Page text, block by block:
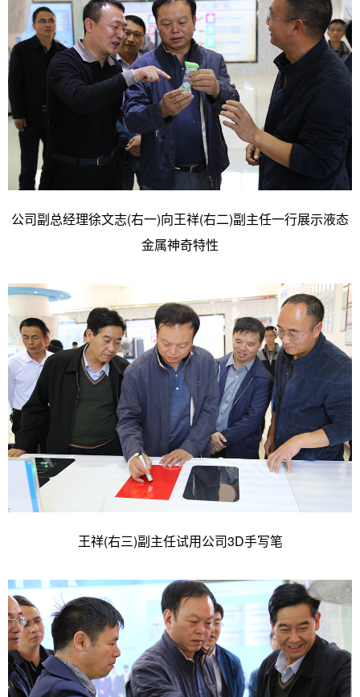
公司副总经理徐文志(右一)向王祥(右二)副主任一行展示液态
金属神奇特性
王祥(右三)副主任试用公司3D手写笔